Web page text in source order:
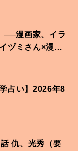
──漫画家、イラ
ヅミさん×漫画
占い】2026年8
仇、光秀（要